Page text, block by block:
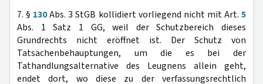
7. § 130Abs. 3 StGB kollidiert vorliegend nicht mit Art.5
Abs. 1 Satz 1 GG, weil der Schutzbereich dieses
Grundrechts nicht eröffnet ist. Der Schutz von
Tatsachenbehauptungen, um die es bei der
Tathandlungsalternative des Leugnens allein geht,
endet dort, wo diese zu der verfassungsrechtlich